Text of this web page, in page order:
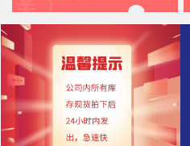
【信裕生物】2022端午节放假通
诚招代理
国庆放假通知
信裕生物端午放假通知